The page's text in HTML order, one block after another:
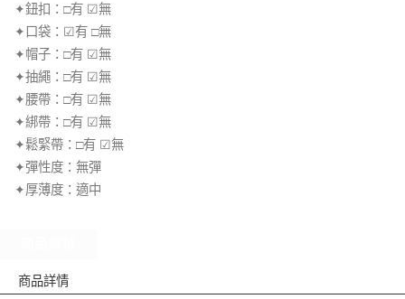
✦鈕扣：□有 ☑無
✦口袋：☑有 □無
✦帽子：□有 ☑無
✦抽繩：□有 ☑無
✦腰帶：□有 ☑無
✦綁帶：□有 ☑無
✦鬆緊帶：□有 ☑無
✦彈性度：無彈
✦厚薄度：適中
商品詳情